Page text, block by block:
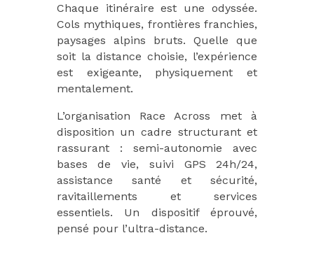
Chaque itinéraire est une odyssée.
Cols mythiques, frontières franchies,
paysages alpins bruts. Quelle que
soit la distance choisie, l’expérience
est exigeante, physiquement et
mentalement.
L’organisation Race Across met à
disposition un cadre structurant et
rassurant : semi-autonomie avec
bases de vie, suivi GPS 24h/24,
assistance santé et sécurité,
ravitaillements et services
essentiels. Un dispositif éprouvé,
pensé pour l’ultra-distance.